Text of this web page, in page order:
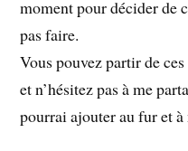
moment pour décider de
pas faire.
Vous pouvez partir de
et n’hésitez pas à me
pourrai ajouter au fur et à